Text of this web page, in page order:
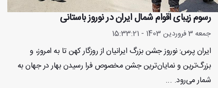
رسوم زیبای اقوام شمال ایران در نوروز باستانی
جمعه 3 فروردین 1403 - 15:33:21
ایران پرس: نوروز جشن بزرگ ایرانیان از روزگار کهن تا به امروز، و
بزرگ‌ترین و نمایان‌ترین جشن مخصوص فرا رسیدن بهار در جهان به
شمار می‌رود. ...